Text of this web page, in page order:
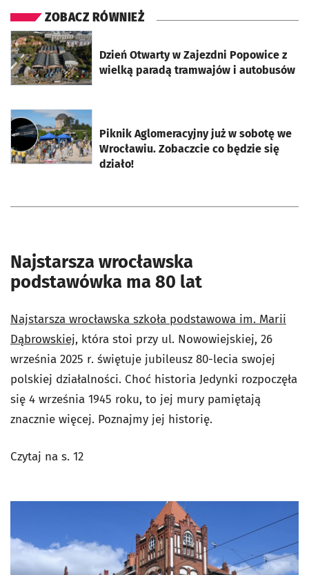
ZOBACZ RÓWNIEŻ
Dzień Otwarty w Zajezdni Popowice z
wielką paradą tramwajów i autobusów
otworzy się w nowej karcie
Piknik Aglomeracyjny już w sobotę we
Wrocławiu. Zobaczcie co będzie się
działo!
otworzy się w nowej karcie
Najstarsza wrocławska
podstawówka ma 80 lat
Najstarsza wrocławska szkoła podstawowa im. Marii
Dąbrowskiej, która stoi przy ul. Nowowiejskiej, 26
września 2025 r. świętuje jubileusz 80-lecia swojej
polskiej działalności. Choć historia Jedynki rozpoczęła
się 4 września 1945 roku, to jej mury pamiętają
znacznie więcej. Poznajmy jej historię.
Czytaj na s. 12